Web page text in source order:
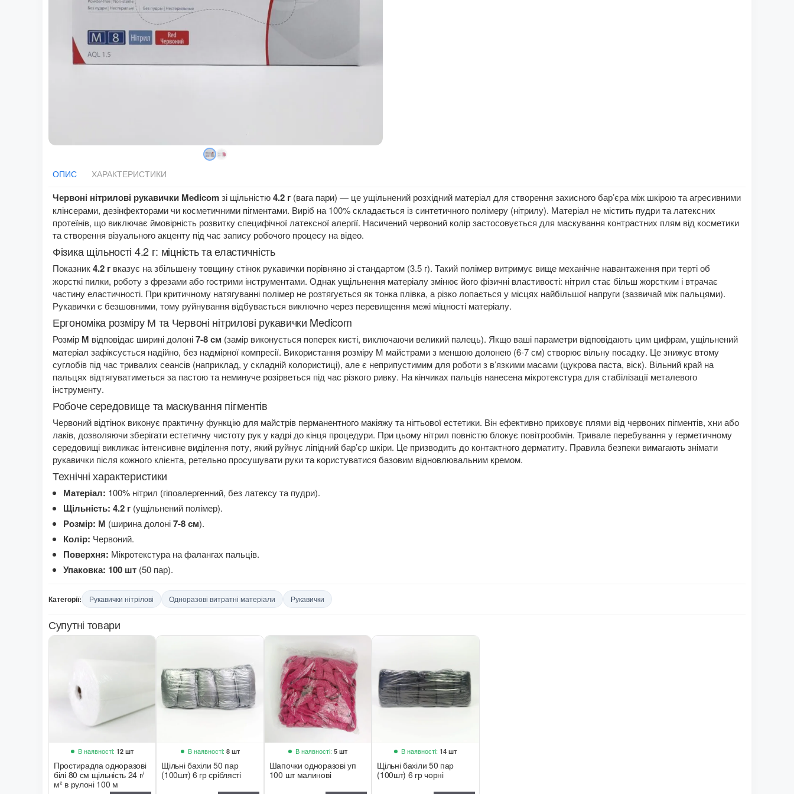
ОПИС ХАРАКТЕРИСТИКИ
Червоні нітрилові рукавички Medicomзі щільністю4.2 г (вага пари) — це ущільнений розхідний матеріал для створення захисного бар’єра між шкірою та агресивними
клінсерами, дезінфекторами чи косметичними пігментами. Виріб на 100% складається із синтетичного полімеру (нітрилу). Матеріал не містить пудри та латексних
протеїнів, що виключає ймовірність розвитку специфічної латексної алергії. Насичений червоний колір застосовується для маскування контрастних плям від косметики
та створення візуального акценту під час запису робочого процесу на відео.
Фізика щільності 4.2 г: міцність та еластичність
Показник4.2 г вказує на збільшену товщину стінок рукавички порівняно зі стандартом (3.5 г). Такий полімер витримує вище механічне навантаження при терті об
жорсткі пилки, роботу з фрезами або гострими інструментами. Однак ущільнення матеріалу змінює його фізичні властивості: нітрил стає більш жорстким і втрачає
частину еластичності. При критичному натягуванні полімер не розтягується як тонка плівка, а різко лопається у місцях найбільшої напруги (зазвичай між пальцями).
Рукавички є безшовними, тому руйнування відбувається виключно через перевищення межі міцності матеріалу.
Ергономіка розміру М та Червоні нітрилові рукавички Medicom
Розмір М відповідає ширині долоні7-8 см (замір виконується поперек кисті, виключаючи великий палець). Якщо ваші параметри відповідають цим цифрам, ущільнений
матеріал зафіксується надійно, без надмірної компресії. Використання розміру М майстрами з меншою долонею (6-7 см) створює вільну посадку. Це знижує втому
суглобів під час тривалих сеансів (наприклад, у складній колористиці), але є неприпустимим для роботи з в’язкими масами (цукрова паста, віск). Вільний край на
пальцях відтягуватиметься за пастою та неминуче розірветься під час різкого ривку. На кінчиках пальців нанесена мікротекстура для стабілізації металевого
інструменту.
Робоче середовище та маскування пігментів
Червоний відтінок виконує практичну функцію для майстрів перманентного макіяжу та нігтьової естетики. Він ефективно приховує плями від червоних пігментів, хни або
лаків, дозволяючи зберігати естетичну чистоту рук у кадрі до кінця процедури. При цьому нітрил повністю блокує повітрообмін. Тривале перебування у герметичному
середовищі викликає інтенсивне виділення поту, який руйнує ліпідний бар’єр шкіри. Це призводить до контактного дерматиту. Правила безпеки вимагають знімати
рукавички після кожного клієнта, ретельно просушувати руки та користуватися базовим відновлювальним кремом.
Технічні характеристики
Матеріал: 100% нітрил (гіпоалергенний, без латексу та пудри).
Щільність: 4.2 г (ущільнений полімер).
Розмір: М (ширина долоні7-8 см).
Колір: Червоний.
Поверхня: Мікротекстура на фалангах пальців.
Упаковка: 100 шт (50 пар).
Категорії: Рукавички нітрілові Одноразові витратні матеріали Рукавички
Супутні товари
В наявності: 12 шт
Простирадла одноразові
білі 80 см щільність 24 г/
м² в рулоні 100 м
В наявності: 8 шт
Щільні бахіли 50 пар
(100шт) 6 гр сріблясті
В наявності: 5 шт
Шапочки одноразові уп
100 шт малинові
В наявності: 14 шт
Щільні бахіли 50 пар
(100шт) 6 гр чорні